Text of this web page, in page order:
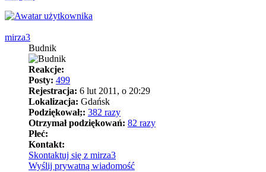
mirza3
Budnik
Reakcje:
Posty: 499
Rejestracja: 6 lut 2011, o 20:29
Lokalizacja: Gdańsk
Podziękował;: 382 razy
Otrzymał podziękowań: 82 razy
Płeć:
Kontakt:
Skontaktuj się z mirza3
Wyślij prywatną wiadomość